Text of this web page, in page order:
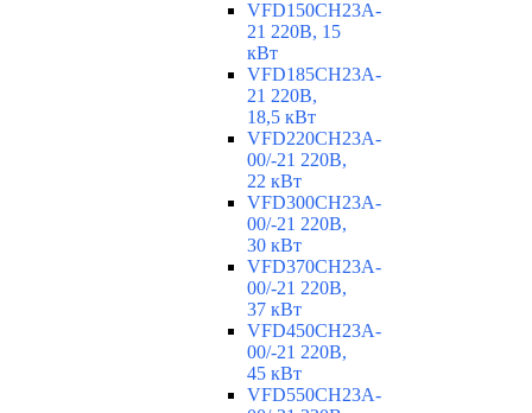
VFD150CH23A-
21 220В, 15
кВт
VFD185CH23A-
21 220В,
18,5 кВт
VFD220CH23A-
00/-21 220В,
22 кВт
VFD300CH23A-
00/-21 220В,
30 кВт
VFD370CH23A-
00/-21 220В,
37 кВт
VFD450CH23A-
00/-21 220В,
45 кВт
VFD550CH23A-